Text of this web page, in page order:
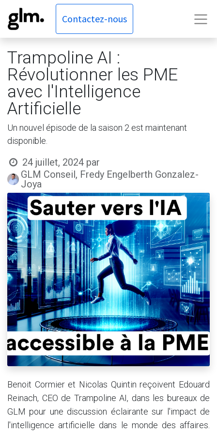
Contactez-nous
Trampoline AI :
Révolutionner les PME
avec l'Intelligence
Artificielle
Un nouvel épisode de la saison 2 est maintenant
disponible.
24 juillet, 2024 par
GLM Conseil, Fredy Engelberth Gonzalez-
Joya
Benoit Cormier et Nicolas Quintin reçoivent Edouard
Reinach, CEO de Trampoline AI, dans les bureaux de
GLM pour une discussion éclairante sur l'impact de
l'intelligence artificielle dans le monde des affaires.